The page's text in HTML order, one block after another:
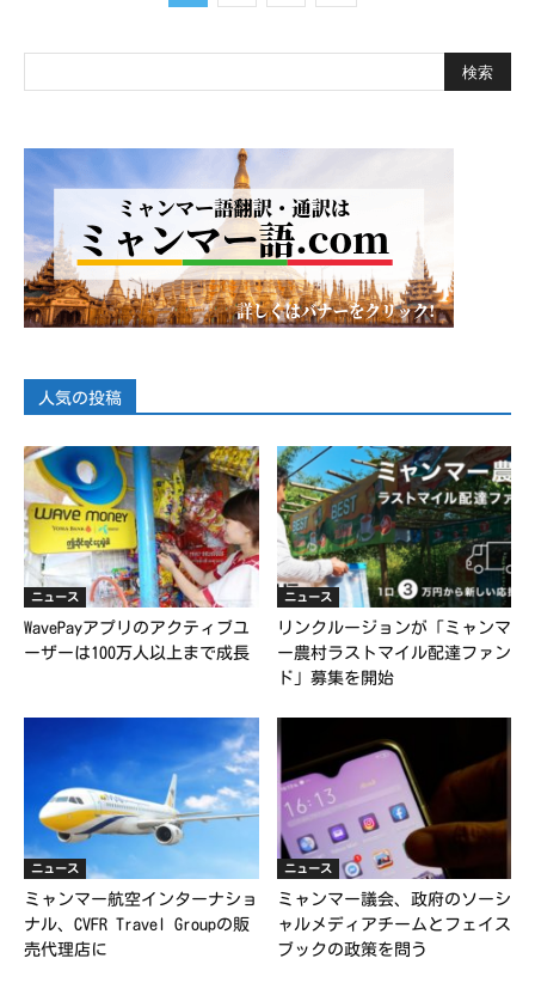
人気の投稿
ニュース
WavePayアプリのアクティブユ
ーザーは100万人以上まで成長
ニュース
リンクルージョンが「ミャンマ
ー農村ラストマイル配達ファン
ド」募集を開始
ニュース
ミャンマー航空インターナショ
ナル、CVFR Travel Groupの販
売代理店に
ニュース
ミャンマー議会、政府のソーシ
ャルメディアチームとフェイス
ブックの政策を問う